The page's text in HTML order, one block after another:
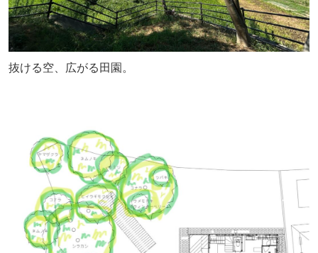
抜ける空、広がる田園。